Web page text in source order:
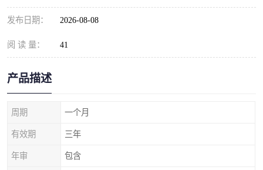
发布日期： 2026-08-08
阅 读 量： 41
产品描述
周期 一个月
有效期 三年
年审 包含